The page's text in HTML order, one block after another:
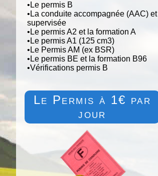
• Le permis B
• La conduite accompagnée (AAC) et
supervisée
• Le permis A2 et la formation A
• Le permis A1 (125 cm3)
• Le Permis AM (ex BSR)
• Le permis BE et la formation B96
•Vérifications permis B
Le Permis à 1€ par
jour